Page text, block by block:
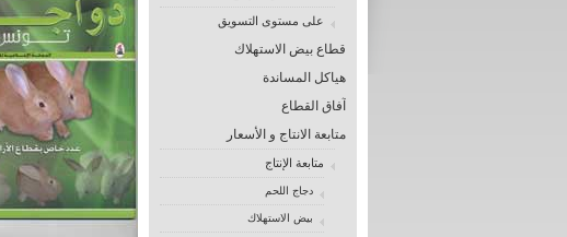
على مستوى التسويق
قطاع بيض الاستهلاك
هياكل المساندة
آفاق القطاع
متابعة الانتاج و الأسعار
متابعة الإنتاج
دجاج اللحم
بيض الاستهلاك